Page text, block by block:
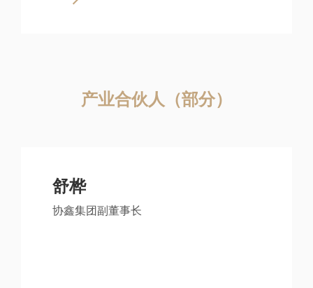
产业合伙人（部分）
舒桦
协鑫集团副董事长